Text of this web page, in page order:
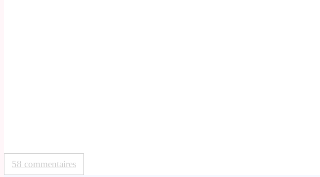
58 commentaires